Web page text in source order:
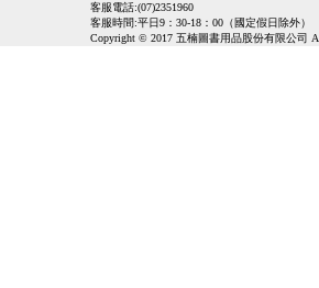
客服電話:(07)2351960
客服時間:平日9：30-18：00（國定假日除外）
Copyright © 2017 五楠圖書用品股份有限公司